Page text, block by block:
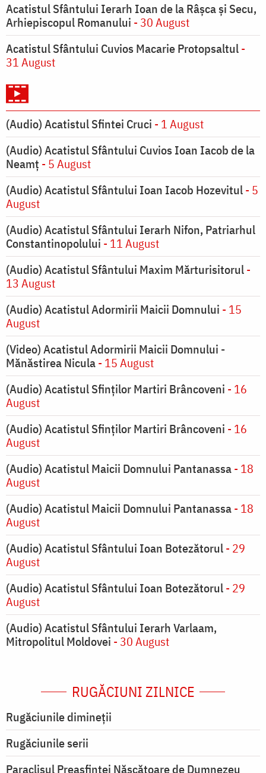
Acatistul Sfântului Ierarh Ioan de la Râşca şi Secu,
Arhiepiscopul Romanului - 30 August
Acatistul Sfântului Cuvios Macarie Protopsaltul-
31 August
(Audio) Acatistul Sfintei Cruci - 1 August
(Audio) Acatistul Sfântului Cuvios Ioan Iacob de la
Neamț - 5 August
(Audio) Acatistul Sfântului Ioan Iacob Hozevitul- 5
August
(Audio) Acatistul Sfântului Ierarh Nifon, Patriarhul
Constantinopolului - 11 August
(Audio) Acatistul Sfântului Maxim Mărturisitorul-
13 August
(Audio) Acatistul Adormirii Maicii Domnului - 15
August
(Video) Acatistul Adormirii Maicii Domnului -
Mănăstirea Nicula- 15 August
(Audio) Acatistul Sfinților Martiri Brâncoveni - 16
August
(Audio) Acatistul Sfinților Martiri Brâncoveni - 16
August
(Audio) Acatistul Maicii Domnului Pantanassa- 18
August
(Audio) Acatistul Maicii Domnului Pantanassa- 18
August
(Audio) Acatistul Sfântului Ioan Botezătorul- 29
August
(Audio) Acatistul Sfântului Ioan Botezătorul- 29
August
(Audio) Acatistul Sfântului Ierarh Varlaam,
Mitropolitul Moldovei - 30 August
RUGĂCIUNI ZILNICE
Rugăciunile dimineții
Rugăciunile serii
Paraclisul Preasfintei Născătoare de Dumnezeu